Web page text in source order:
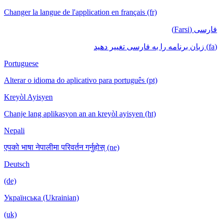
Changer la langue de l'application en français (fr)
فارسی (Farsi)
(fa) زبان برنامه را به فارسی تغییر دهید
Portuguese
Alterar o idioma do aplicativo para português (pt)
Kreyòl Ayisyen
Chanje lang aplikasyon an an kreyòl ayisyen (ht)
Nepali
एपको भाषा नेपालीमा परिवर्तन गर्नुहोस् (ne)
Deutsch
(de)
Українська (Ukrainian)
(uk)